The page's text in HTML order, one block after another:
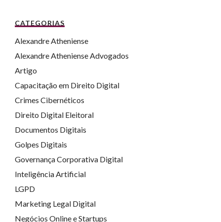
CATEGORIAS
Alexandre Atheniense
Alexandre Atheniense Advogados
Artigo
Capacitação em Direito Digital
Crimes Cibernéticos
Direito Digital Eleitoral
Documentos Digitais
Golpes Digitais
Governança Corporativa Digital
Inteligência Artificial
LGPD
Marketing Legal Digital
Negócios Online e Startups